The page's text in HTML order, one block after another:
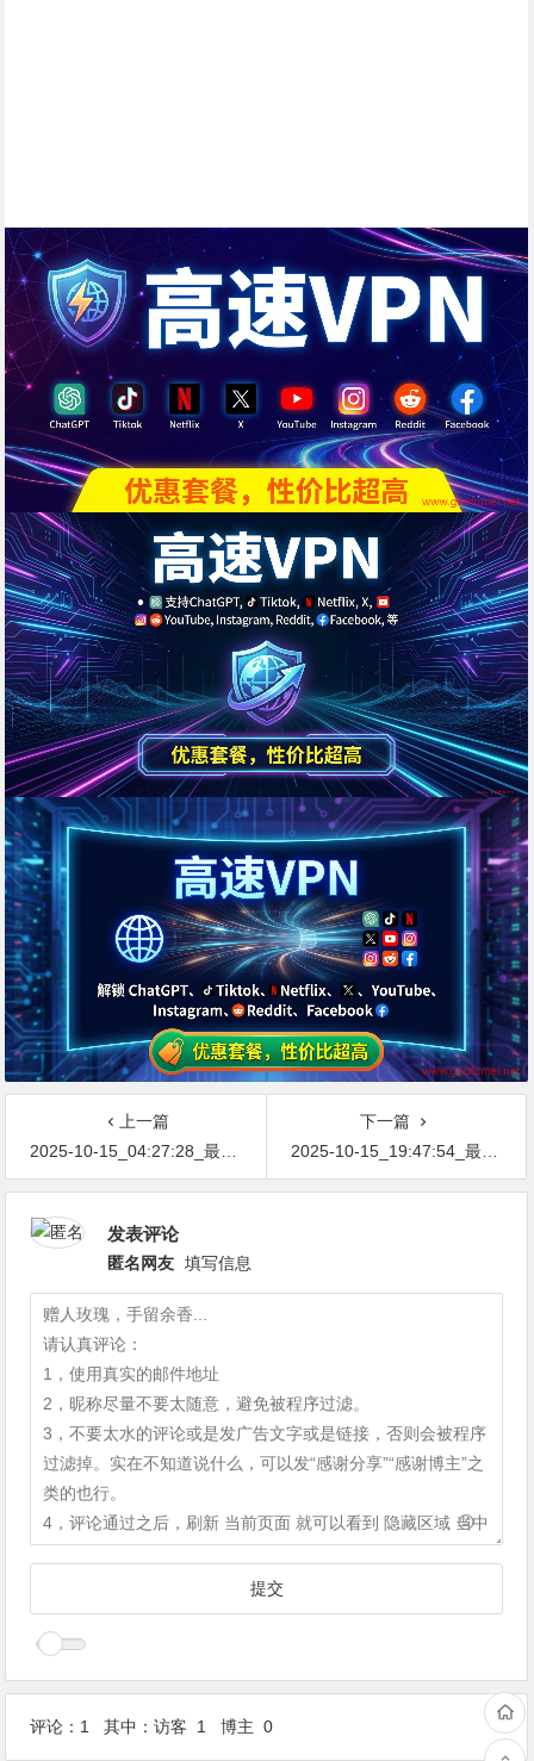
上一篇
2025-10-15_04:27:28_最新网络节点地址免费分享…不定期更新…开放免费分享（网络免费节点香港|日本|韩国|新加坡|台湾|马来西亚|…
下一篇
2025-10-15_19:47:54_最新网络节点地址免费分享…不定期更新…开放免费分享（网络免费节点香港|日本|韩国|新加坡|台湾|马来西亚|…
发表评论
匿名网友 填写信息
评论：1 其中：访客 1 博主 0